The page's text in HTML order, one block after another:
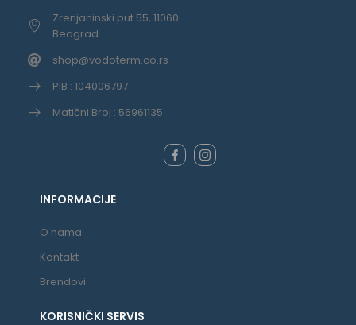
Zrenjaninski put 55, 11060
Beograd
shop@vodoterm.co.rs
PIB : 104006797
Matični Broj : 56961135
INFORMACIJE
O nama
Kontakt
Brendovi
KORISNIČKI SERVIS